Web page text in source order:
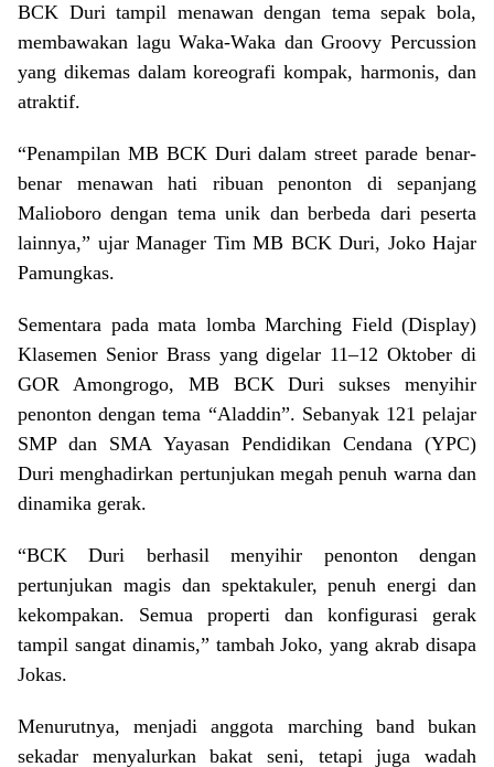
BCK Duri tampil menawan dengan tema sepak bola,
membawakan lagu Waka-Waka dan Groovy Percussion
yang dikemas dalam koreografi kompak, harmonis, dan
atraktif.
“Penampilan MB BCK Duri dalam street parade benar-
benar menawan hati ribuan penonton di sepanjang
Malioboro dengan tema unik dan berbeda dari peserta
lainnya,” ujar Manager Tim MB BCK Duri, Joko Hajar
Pamungkas.
Sementara pada mata lomba Marching Field (Display)
Klasemen Senior Brass yang digelar 11–12 Oktober di
GOR Amongrogo, MB BCK Duri sukses menyihir
penonton dengan tema “Aladdin”. Sebanyak 121 pelajar
SMP dan SMA Yayasan Pendidikan Cendana (YPC)
Duri menghadirkan pertunjukan megah penuh warna dan
dinamika gerak.
“BCK Duri berhasil menyihir penonton dengan
pertunjukan magis dan spektakuler, penuh energi dan
kekompakan. Semua properti dan konfigurasi gerak
tampil sangat dinamis,” tambah Joko, yang akrab disapa
Jokas.
Menurutnya, menjadi anggota marching band bukan
sekadar menyalurkan bakat seni, tetapi juga wadah